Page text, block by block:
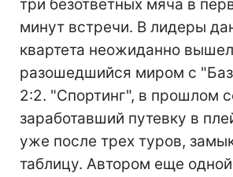
три безответных мяча в
минут встречи. В лидеры
квартета неожиданно
разошедшийся миром с
2:2. "Спортинг", в прошлом
заработавший путевку в
уже после трех туров,
таблицу. Автором еще одной